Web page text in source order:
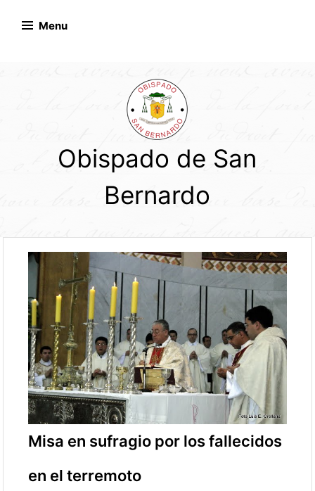
Menu
Obispado de San
Bernardo
Misa en sufragio por los fallecidos
en el terremoto